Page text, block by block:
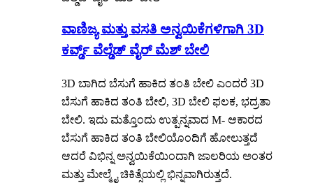
ವಾಣಿಜ್ಯ ಮತ್ತು ವಸತಿ ಅನ್ವಯಿಕೆಗಳಿಗಾಗಿ 3D
ಕರ್ವ್ಡ್ ವೆಲ್ಡೆಡ್ ವೈರ್ ಮೆಶ್ ಬೇಲಿ
3D ಬಾಗಿದ ಬೆಸುಗೆ ಹಾಕಿದ ತಂತಿ ಬೇಲಿ ಎಂದರೆ 3D
ಬೆಸುಗೆ ಹಾಕಿದ ತಂತಿ ಬೇಲಿ, 3D ಬೇಲಿ ಫಲಕ, ಭದ್ರತಾ
ಬೇಲಿ. ಇದು ಮತ್ತೊಂದು ಉತ್ಪನ್ನವಾದ M- ಆಕಾರದ
ಬೆಸುಗೆ ಹಾಕಿದ ತಂತಿ ಬೇಲಿಯೊಂದಿಗೆ ಹೋಲುತ್ತದೆ
ಆದರೆ ವಿಭಿನ್ನ ಅನ್ವಯಿಕೆಯಿಂದಾಗಿ ಜಾಲರಿಯ ಅಂತರ
ಮತ್ತು ಮೇಲ್ಮೈ ಚಿಕಿತ್ಸೆಯಲ್ಲಿ ಭಿನ್ನವಾಗಿರುತ್ತದೆ.